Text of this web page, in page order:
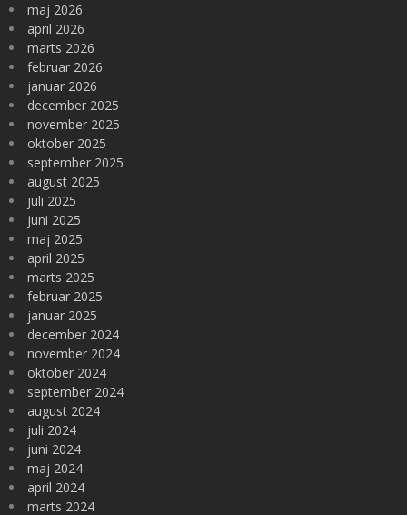
maj 2026
april 2026
marts 2026
februar 2026
januar 2026
december 2025
november 2025
oktober 2025
september 2025
august 2025
juli 2025
juni 2025
maj 2025
april 2025
marts 2025
februar 2025
januar 2025
december 2024
november 2024
oktober 2024
september 2024
august 2024
juli 2024
juni 2024
maj 2024
april 2024
marts 2024